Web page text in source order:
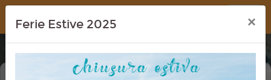
Dream Cinema
Ferie Estive 2025 ×